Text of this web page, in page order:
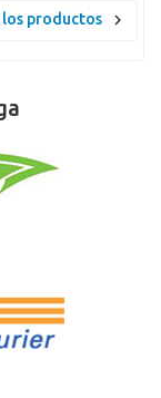
productos